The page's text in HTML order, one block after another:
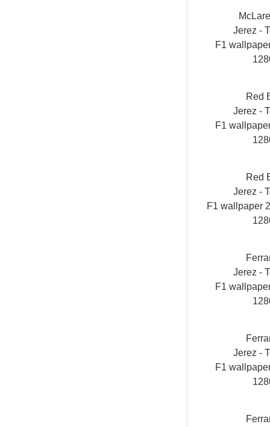
Jerez -
F1
Red
Jerez -
F1
Red
Jerez -
F1 wallpaper
Jerez -
F1
Jerez -
F1